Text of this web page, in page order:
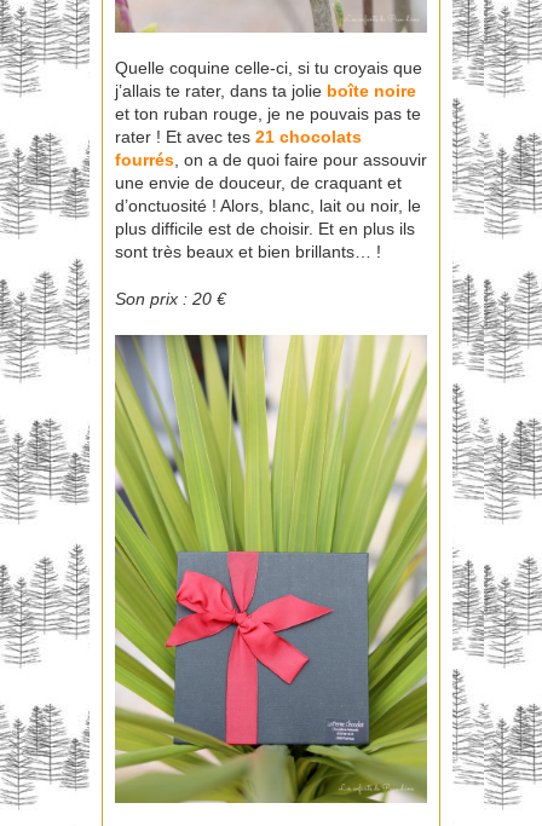
Quelle coquine celle-ci, si tu croyais que
j’allais te rater, dans ta jolie boîte noire
et ton ruban rouge, je ne pouvais pas te
rater ! Et avec tes 21 chocolats
fourrés , on a de quoi faire pour assouvir
une envie de douceur, de craquant et
d’onctuosité ! Alors, blanc, lait ou noir, le
plus difficile est de choisir. Et en plus ils
sont très beaux et bien brillants… !
Son prix : 20 €